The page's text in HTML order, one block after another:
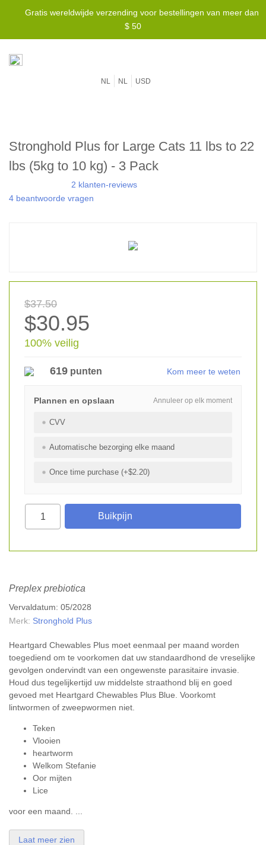
Gratis wereldwijde verzending voor bestellingen van meer dan
$ 50
NL NL USD
Stronghold Plus for Large Cats 11 lbs to 22
lbs (5kg to 10 kg) - 3 Pack
2 klanten-reviews
4 beantwoorde vragen
$37.50
$30.95
100% veilig
619 punten Kom meer te weten
Annuleer op elk moment
Plannen en opslaan
CVV
Automatische bezorging elke maand
Once time purchase (+$2.20)
Preplex prebiotica
Vervaldatum: 05/2028
Merk: Stronghold Plus
Heartgard Chewables Plus moet eenmaal per maand worden
toegediend om te voorkomen dat uw standaardhond de vreselijke
gevolgen ondervindt van een ongewenste parasitaire invasie.
Houd dus tegelijkertijd uw middelste straathond blij en goed
gevoed met Heartgard Chewables Plus Blue. Voorkomt
lintwormen of zweepwormen niet.
Teken
Vlooien
heartworm
Welkom Stefanie
Oor mijten
Lice
voor een maand. ...
Laat meer zien